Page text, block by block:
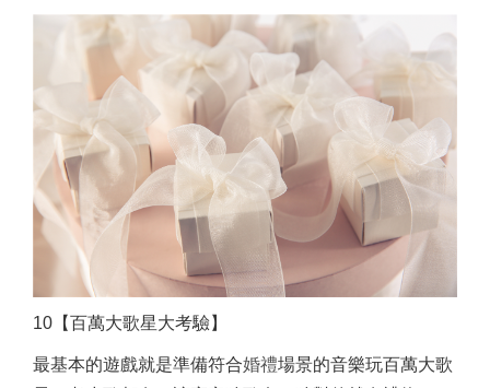
10【百萬大歌星大考驗】
最基本的遊戲就是準備符合婚禮場景的音樂玩百萬大歌